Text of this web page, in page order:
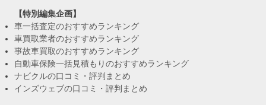
【特別編集企画】
車一括査定のおすすめランキング
車買取業者のおすすめランキング
事故車買取のおすすめランキング
自動車保険一括見積もりのおすすめランキング
ナビクルの口コミ・評判まとめ
インズウェブの口コミ・評判まとめ